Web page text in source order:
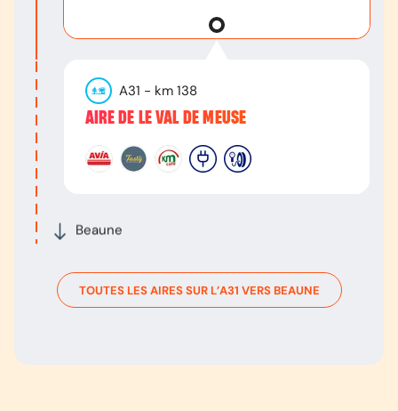
Beaune
A31 - km 138
AIRE DE LE VAL DE MEUSE
TOUTES LES AIRES SUR L’A31 VERS BEAUNE